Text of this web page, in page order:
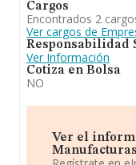
Cargos
Encontrados 2
Ver cargos de
Responsabilidad
Ver Información
Cotiza en Bolsa
NO
Ver el